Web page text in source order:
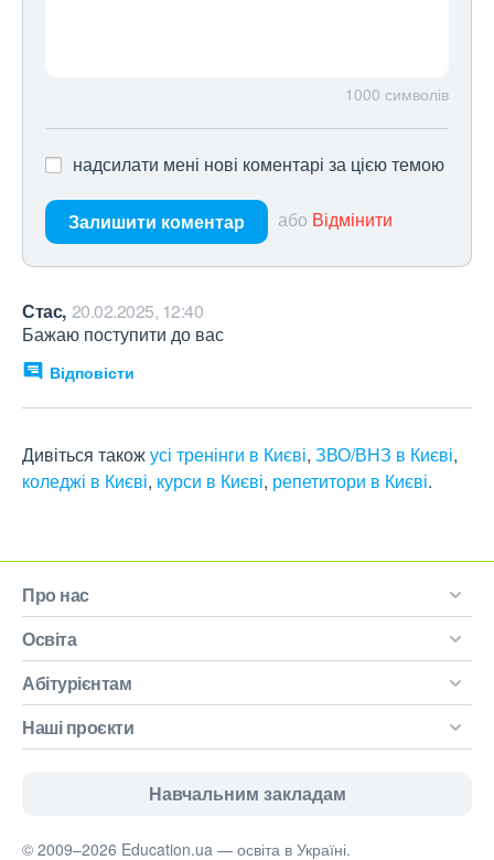
1000 символів
надсилати мені нові коментарі за цією темою
Залишити коментар або Відмінити
Стас, 20.02.2025, 12:40
Бажаю поступити до вас
Відповісти
Дивіться такожусі тренінги в Києві, ЗВО/ВНЗ в Києві,
коледжі в Києві, курси в Києві, репетитори в Києві.
Про нас
Освіта
Абітурієнтам
Наші проєкти
Навчальним закладам
© 2009–2026 Education.ua — освіта в Україні.